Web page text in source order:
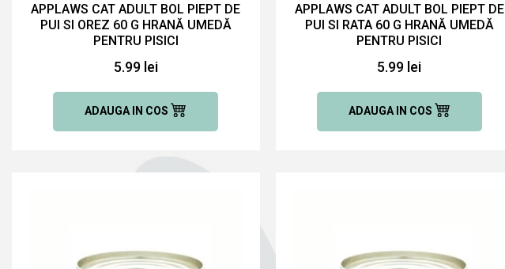
APPLAWS CAT ADULT BOL PIEPT DE
PUI SI OREZ 60 G HRANĂ UMEDĂ
PENTRU PISICI
5.99 lei
ADAUGA IN COS
APPLAWS CAT ADULT BOL PIEPT DE
PUI SI RATA 60 G HRANĂ UMEDĂ
PENTRU PISICI
5.99 lei
ADAUGA IN COS